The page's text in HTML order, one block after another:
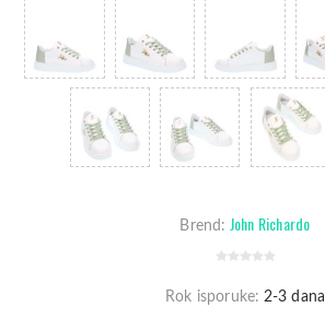
Brend: John Richardo
Rok isporuke: 2-3 dana